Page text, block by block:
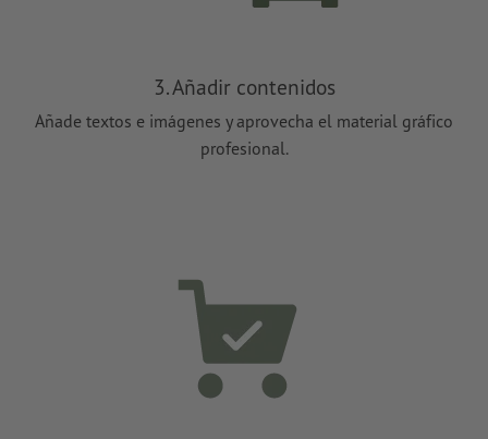
3. Añadir contenidos
Añade textos e imágenes y aprovecha el material gráfico
profesional.